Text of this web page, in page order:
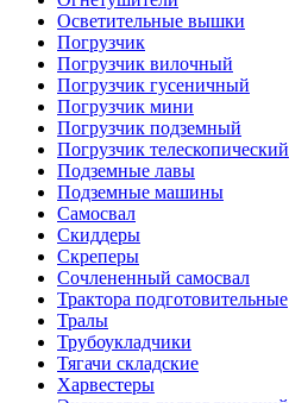
Осветительные вышки
Погрузчик
Погрузчик вилочный
Погрузчик гусеничный
Погрузчик мини
Погрузчик подземный
Погрузчик телескопический
Подземные лавы
Подземные машины
Самосвал
Скиддеры
Скреперы
Сочлененный самосвал
Трактора подготовительные
Тралы
Трубоукладчики
Тягачи складские
Харвестеры